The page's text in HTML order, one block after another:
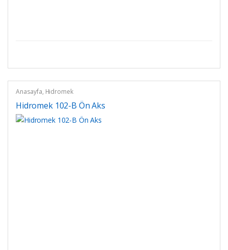
Anasayfa, Hidromek
Hidromek 102-B Ön Aks